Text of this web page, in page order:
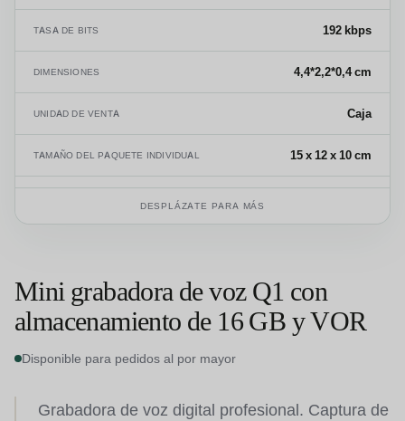
TASA DE BITS 192 kbps
DIMENSIONES 4,4*2,2*0,4 cm
UNIDAD DE VENTA Caja
TAMAÑO DEL PAQUETE INDIVIDUAL 15 x 12 x 10 cm
DESPLÁZATE PARA MÁS
Mini grabadora de voz Q1 con
almacenamiento de 16 GB y VOR
Disponible para pedidos al por mayor
Grabadora de voz digital profesional. Captura de